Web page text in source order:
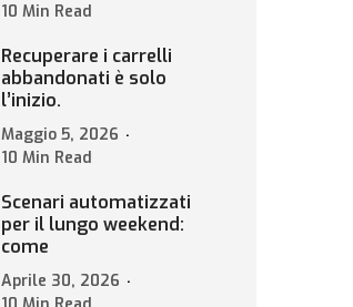
10 Min Read
Recuperare i carrelli
abbandonati è solo
l’inizio.
Maggio 5, 2026
10 Min Read
Scenari automatizzati
per il lungo weekend:
come
Aprile 30, 2026